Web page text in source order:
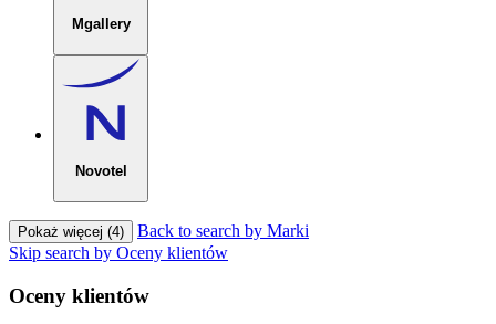
Mgallery
Novotel
Pokaż więcej (4)
Back to search by Marki
Skip search by Oceny klientów
Oceny klientów